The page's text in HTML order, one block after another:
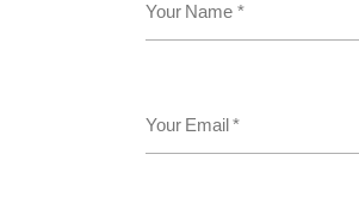
Your Name *
Your Email *